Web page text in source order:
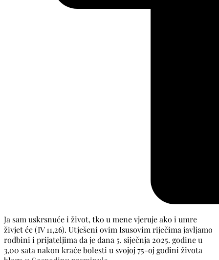
Ja sam uskrsnuće i život, tko u mene vjeruje ako i umre
živjet će (IV 11,26). Utješeni ovim Isusovim riječima javljamo
rodbini i prijateljima da je dana 5. siječnja 2025. godine u
3,00 sata nakon kraće bolesti u svojoj 75-oj godini života